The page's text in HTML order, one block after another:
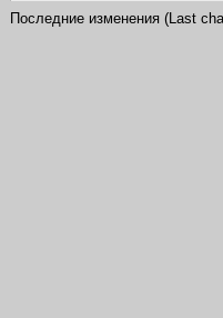
Последние изменения (Last